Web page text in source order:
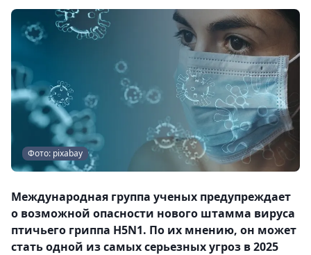
Фото: pixabay
Международная группа ученых предупреждает
о возможной опасности нового штамма вируса
птичьего гриппа H5N1. По их мнению, он может
стать одной из самых серьезных угроз в 2025